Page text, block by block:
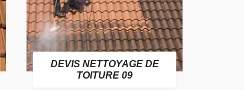
DEVIS NETTOYAGE DE
TOITURE 09